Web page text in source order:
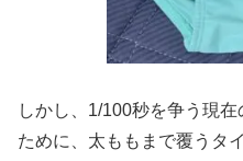
しかし、1/100秒を争う現
ために、太ももまで覆うタ